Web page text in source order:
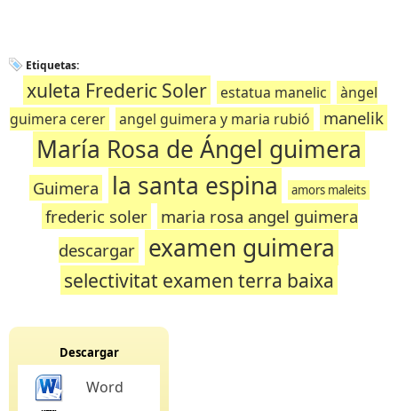
Etiquetas:
xuleta Frederic Soler estatua manelic
àngel
guimera cerer
angel guimera y maria rubió manelik
María Rosa de Ángel guimera
Guimera la santa espina amors maleits
frederic soler
maria rosa angel guimera
descargar
examen guimera
selectivitat examen terra baixa
Descargar
Word